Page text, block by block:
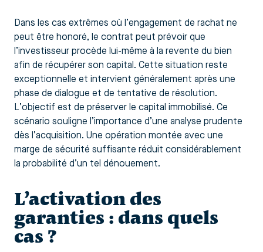
Dans les cas extrêmes où l’engagement de rachat ne
peut être honoré, le contrat peut prévoir que
l’investisseur procède lui-même à la revente du bien
afin de récupérer son capital. Cette situation reste
exceptionnelle et intervient généralement après une
phase de dialogue et de tentative de résolution.
L’objectif est de préserver le capital immobilisé. Ce
scénario souligne l’importance d’une analyse prudente
dès l’acquisition. Une opération montée avec une
marge de sécurité suffisante réduit considérablement
la probabilité d’un tel dénouement.
L’activation des
garanties : dans quels
cas ?